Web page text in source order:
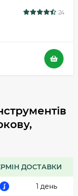
24
ДОСТАВКИ
1 день